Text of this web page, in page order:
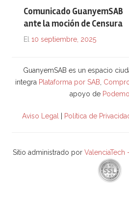
Comunicado GuanyemSAB
ante la moción de Censura
El 10 septiembre, 2025
GuanyemSAB es un espacio
integra Plataforma por SAB
apoyo de
Aviso Legal Política de
Sitio administrado por ValenciaTech